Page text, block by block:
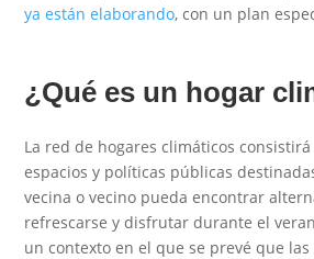
ya están elaborando, con un plan
¿Qué es un hogar
La red de hogares climáticos
espacios y políticas públicas
vecina o vecino pueda encontrar
refrescarse y disfrutar durante el
un contexto en el que se prevé que